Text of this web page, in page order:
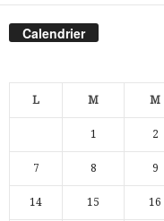
Calendrier
L M M
1 2
7 8 9
14 15 16